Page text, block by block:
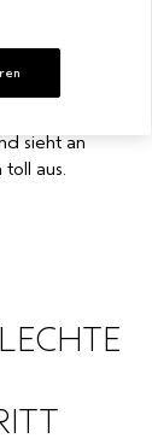
sieht an
aus.